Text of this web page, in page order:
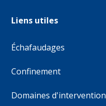
Liens utiles
Échafaudages
Confinement
Domaines d'intervention